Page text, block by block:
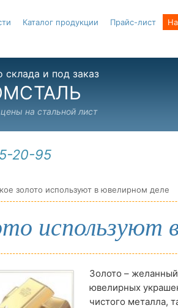
Каталог продукции Прайс-лист
склада и под заказ
на стальной лист
20-95
золото используют в ювелирном деле
используют
Золото –
ювелирных
чистого металла,